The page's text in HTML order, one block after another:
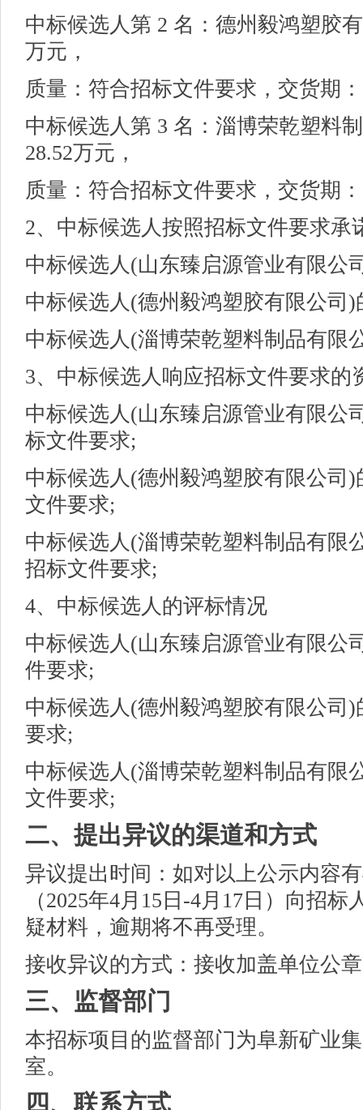
中标候选人第 2 名：德州毅鸿塑胶
万元，
质量：符合招标文件要求，交货期
中标候选人第 3 名：淄博荣乾塑料
28.52万元，
质量： 符合招标文件要求 ，交货期
2、中标候选人按照招标文件要求承
中标候选人(山东臻启源管业有限公
中标候选人(德州毅鸿塑胶有限公司 )
中标候选人(淄博荣乾塑料制品有限
3、中标候选人响应招标文件要求的
中标候选人(山东臻启源管业有限公
标文件要求;
中标候选人(德州毅鸿塑胶有限公司 )
文件要求;
中标候选人(淄博荣乾塑料制品有限
招标文件要求;
4、中标候选人的评标情况
中标候选人(山东臻启源管业有限公
件要求;
中标候选人(德州毅鸿塑胶有限公司 )
要求;
中标候选人(淄博荣乾塑料制品有限
文件要求;
二、提出异议的渠道和方式
异议提出时间：如对以上公示内容
（2025年4月15日-4月17日）向招
疑材料，逾期将不再受理。
接收异议的方式：接收加盖单位公
三、监督部门
本招标项目的监督部门为阜新矿业
室。
四、联系方式